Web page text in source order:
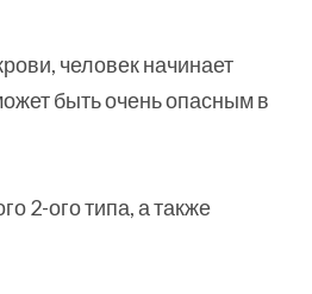
человек начинает
быть очень опасным в
2-ого типа, а также